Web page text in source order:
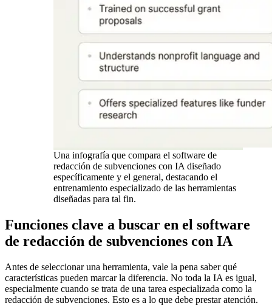
Una infografía que compara el software de
redacción de subvenciones con IA diseñado
específicamente y el general, destacando el
entrenamiento especializado de las herramientas
diseñadas para tal fin.
Funciones clave a buscar en el software
de redacción de subvenciones con IA
Antes de seleccionar una herramienta, vale la pena saber qué
características pueden marcar la diferencia. No toda la IA es igual,
especialmente cuando se trata de una tarea especializada como la
redacción de subvenciones. Esto es a lo que debe prestar atención.